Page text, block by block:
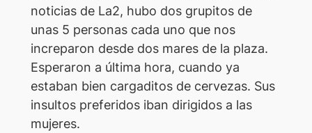
noticias de La2, hubo dos grupitos de
unas 5 personas cada uno que nos
increparon desde dos mares de la plaza.
Esperaron a última hora, cuando ya
estaban bien cargaditos de cervezas. Sus
insultos preferidos iban dirigidos a las
mujeres.